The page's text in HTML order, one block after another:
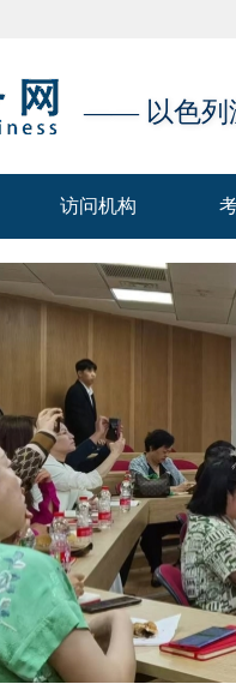
—— 以色列
访问机构
访问机构